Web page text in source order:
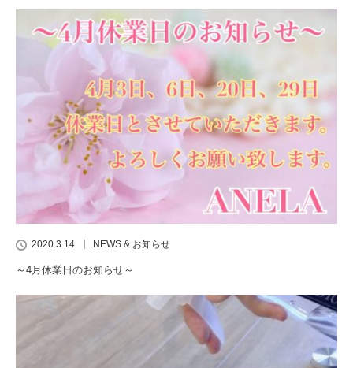
2020.3.14 NEWS & お知らせ
～4月休業日のお知らせ～